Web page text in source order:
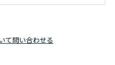
て問い合わせる